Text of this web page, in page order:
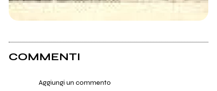
COMMENTI
Aggiungi un commento